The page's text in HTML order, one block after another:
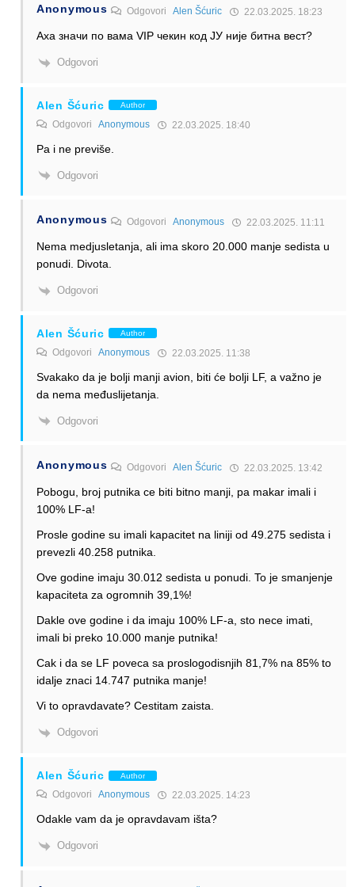
Anonymous OdgovoriAlen Šćuric 22.03.2025. 18:23
Аха значи по вама VIP чекин код ЈУ није битна вест?
Odgovori
Alen Šćuric Author
Odgovori Anonymous 22.03.2025. 18:40
Pa i ne previše.
Odgovori
Anonymous OdgovoriAnonymous 22.03.2025. 11:11
Nema medjusletanja, ali ima skoro 20.000 manje sedista u
ponudi. Divota.
Odgovori
Alen Šćuric Author
Odgovori Anonymous 22.03.2025. 11:38
Svakako da je bolji manji avion, biti će bolji LF, a važno je
da nema međuslijetanja.
Odgovori
Anonymous OdgovoriAlen Šćuric 22.03.2025. 13:42
Pobogu, broj putnika ce biti bitno manji, pa makar imali i
100% LF-a!
Prosle godine su imali kapacitet na liniji od 49.275 sedista i
prevezli 40.258 putnika.
Ove godine imaju 30.012 sedista u ponudi. To je smanjenje
kapaciteta za ogromnih 39,1%!
Dakle ove godine i da imaju 100% LF-a, sto nece imati,
imali bi preko 10.000 manje putnika!
Cak i da se LF poveca sa proslogodisnjih 81,7% na 85% to
idalje znaci 14.747 putnika manje!
Vi to opravdavate? Cestitam zaista.
Odgovori
Alen Šćuric Author
Odgovori Anonymous 22.03.2025. 14:23
Odakle vam da je opravdavam išta?
Odgovori